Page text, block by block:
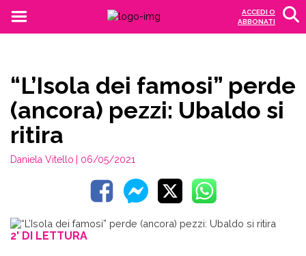
ACCEDI O
ABBONATI
“L’Isola dei famosi” perde
(ancora) pezzi: Ubaldo si
ritira
Daniela Vitello | 06/05/2021
2' DI LETTURA